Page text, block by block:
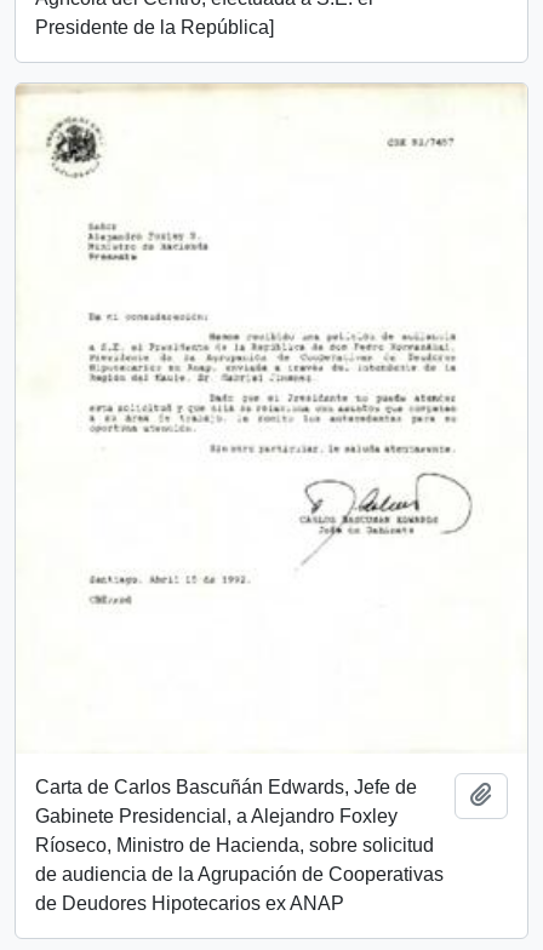
Presidente de la República]
Carta de Carlos Bascuñán Edwards, Jefe de
Gabinete Presidencial, a Alejandro Foxley
Ríoseco, Ministro de Hacienda, sobre solicitud
de audiencia de la Agrupación de Cooperativas
de Deudores Hipotecarios ex ANAP